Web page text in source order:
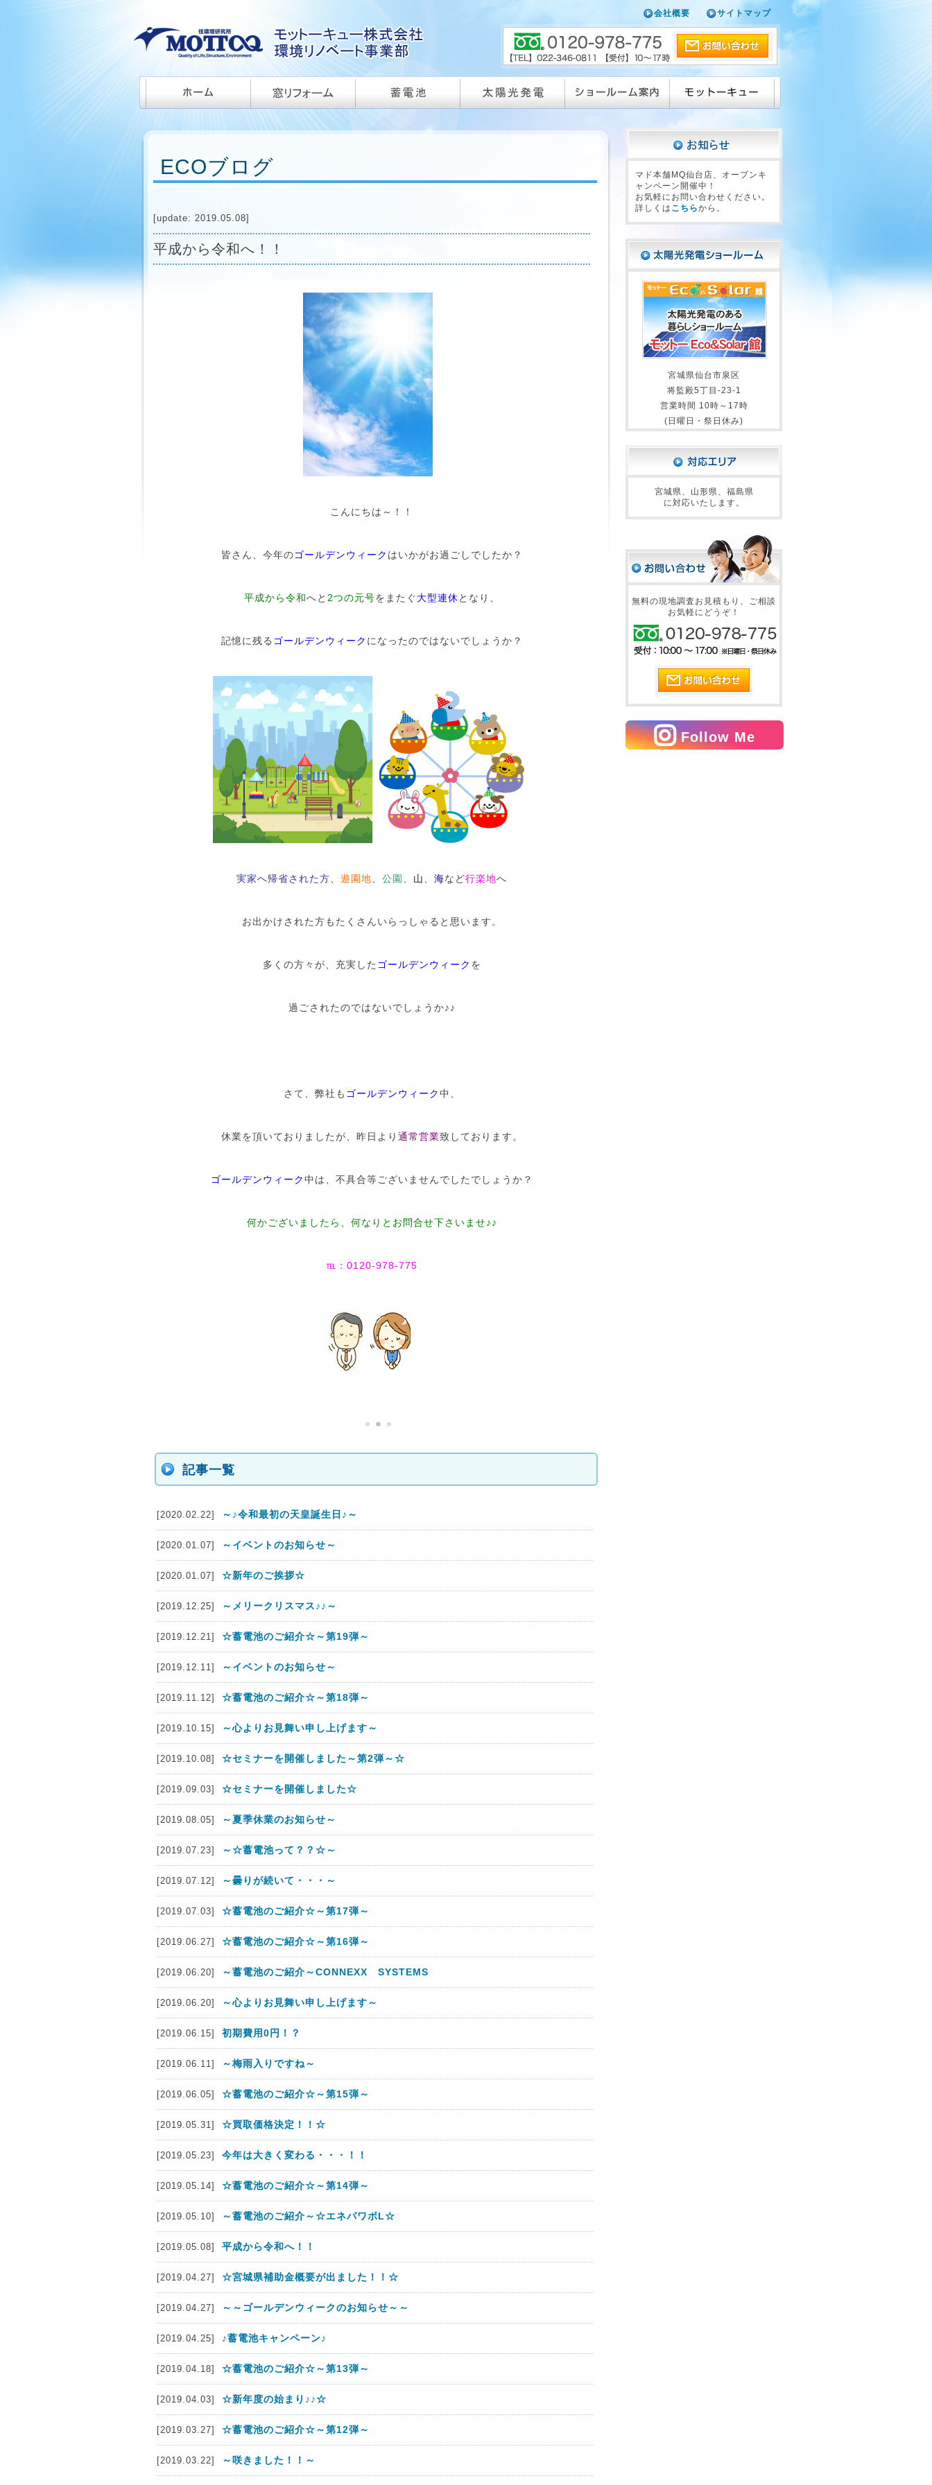
会社概要 サイトマップ
ECOブログ
[update: 2019.05.08]
平成から令和へ！！
こんにちは～！！
皆さん、今年のゴールデンウィーク はいかがお過ごしでしたか？
平成から令和へと 2つの元号をまたぐ大型連休となり、
記憶に残る ゴールデンウィーク になったのではないでしょうか？
実家へ帰省された方 遊園地 公園 山 海など行楽地へ
お出かけされた方もたくさんいらっしゃると思います。
多くの方々が、充実した ゴールデンウィーク を
過ごされたのではないでしょうか♪♪
さて、弊社も ゴールデンウィーク中、
休業を頂いておりましたが、昨日より 通常営業致しております。
ゴールデンウィーク中は、不具合等ございませんでしたでしょうか？
何かございましたら、何なりとお問合せ下さいませ♪♪
℡：0120-978-775
記事一覧
[2020.02.22] ～♪令和最初の天皇誕生日♪～
[2020.01.07] ～イベントのお知らせ～
[2020.01.07] ☆新年のご挨拶☆
[2019.12.25] ～メリークリスマス♪♪～
[2019.12.21] ☆蓄電池のご紹介☆～第19弾～
[2019.12.11] ～イベントのお知らせ～
[2019.11.12] ☆蓄電池のご紹介☆～第18弾～
[2019.10.15] ～心よりお見舞い申し上げます～
[2019.10.08] ☆セミナーを開催しました～第2弾～☆
[2019.09.03] ☆セミナーを開催しました☆
[2019.08.05] ～夏季休業のお知らせ～
[2019.07.23] ～☆蓄電池って？？☆～
[2019.07.12] ～曇りが続いて・・・～
[2019.07.03] ☆蓄電池のご紹介☆～第17弾～
[2019.06.27] ☆蓄電池のご紹介☆～第16弾～
[2019.06.20] ～蓄電池のご紹介～CONNEXX SYSTEMS
[2019.06.20] ～心よりお見舞い申し上げます～
[2019.06.15] 初期費用0円！？
[2019.06.11] ～梅雨入りですね～
[2019.06.05] ☆蓄電池のご紹介☆～第15弾～
[2019.05.31] ☆買取価格決定！！☆
[2019.05.23] 今年は大きく変わる・・・！！
[2019.05.14] ☆蓄電池のご紹介☆～第14弾～
[2019.05.10] ～蓄電池のご紹介～☆エネパワボL☆
[2019.05.08] 平成から令和へ！！
[2019.04.27] ☆宮城県補助金概要が出ました！！☆
[2019.04.27] ～～ゴールデンウィークのお知らせ～～
[2019.04.25] ♪蓄電池キャンペーン♪
[2019.04.18] ☆蓄電池のご紹介☆～第13弾～
[2019.04.03] ☆新年度の始まり♪♪☆
[2019.03.27] ☆蓄電池のご紹介☆～第12弾～
[2019.03.22] ～咲きました！！～
マド本舗MQ仙台店、オープンキ
ャンペーン開催中！
お気軽にお問い合わせください。
詳しくは こちらから。
宮城県仙台市泉区
将監殿5丁目-23-1
営業時間 10時～17時
(日曜日・祭日休み)
宮城県、山形県、福島県
に対応いたします。
無料の現地調査お見積もり、ご相談
お気軽にどうぞ！
Follow Me